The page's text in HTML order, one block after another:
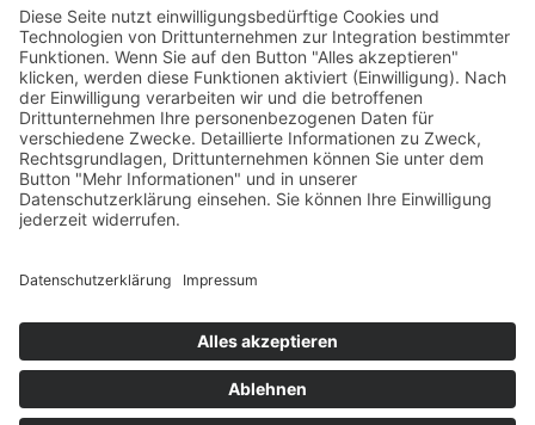
Affiliate-
Links-/Banner.
Verwenden Sie
nun diesen
Link/Banner
und schließen
dann z. B.
einen Vertrag
ab oder führen
einen Kauf
durch, so
erhalten wir
eine Provision
vom Anbieter.
Für Sie
Kauf, Vertrag
Impressum Datenschutz